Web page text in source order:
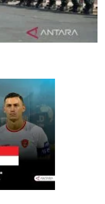
PK gelombang